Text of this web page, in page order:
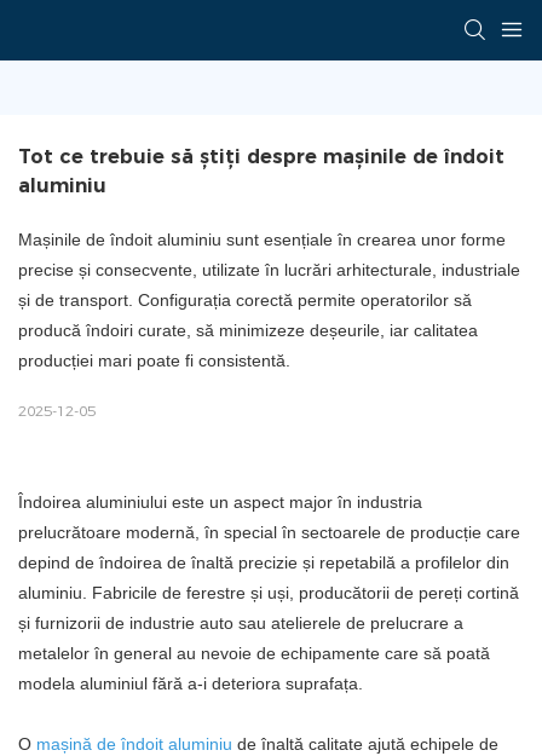
Tot ce trebuie să știți despre mașinile de îndoit
aluminiu
Mașinile de îndoit aluminiu sunt esențiale în crearea unor forme
precise și consecvente, utilizate în lucrări arhitecturale, industriale
și de transport. Configurația corectă permite operatorilor să
producă îndoiri curate, să minimizeze deșeurile, iar calitatea
producției mari poate fi consistentă.
2025-12-05
Îndoirea aluminiului este un aspect major în industria
prelucrătoare modernă, în special în sectoarele de producție care
depind de îndoirea de înaltă precizie și repetabilă a profilelor din
aluminiu. Fabricile de ferestre și uși, producătorii de pereți cortină
și furnizorii de industrie auto sau atelierele de prelucrare a
metalelor în general au nevoie de echipamente care să poată
modela aluminiul fără a-i deteriora suprafața.
O mașină de îndoit aluminiu de înaltă calitate ajută echipele de